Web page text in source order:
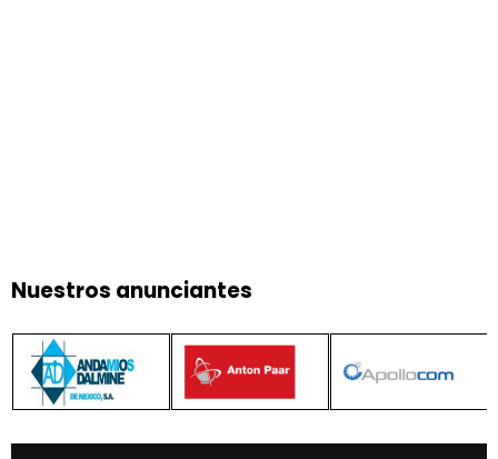
Nuestros anunciantes